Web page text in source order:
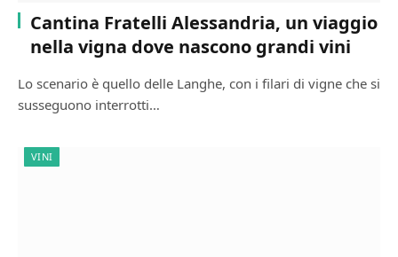
Cantina Fratelli Alessandria, un viaggio
nella vigna dove nascono grandi vini
Lo scenario è quello delle Langhe, con i filari di vigne che si
susseguono interrotti…
VINI